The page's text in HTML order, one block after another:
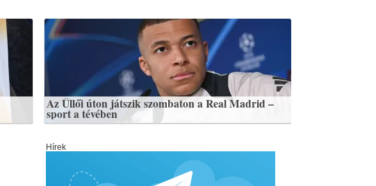
Az Üllői úton játszik szombaton a Real Madrid –
sport a tévében
Hírek